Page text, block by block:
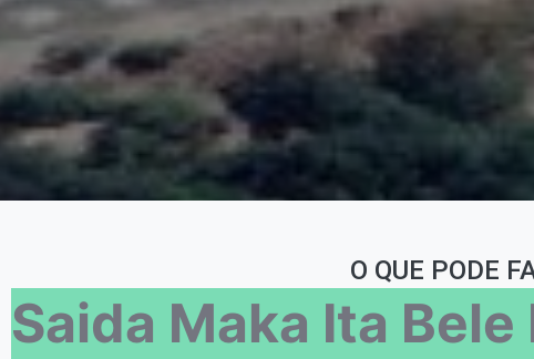
O QUE PODE
Saida Maka Ita Bele